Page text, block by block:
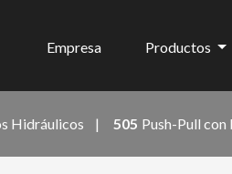
Empresa Productos
Hidráulicos | 505 Push-Pull